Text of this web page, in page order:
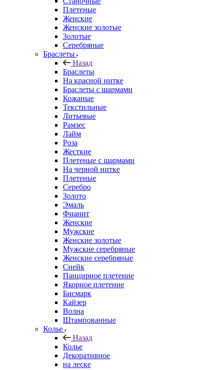
Плетеные
Женские
Женские золотые
Золотые
Серебряные
Браслеты
Назад
Браслеты
На красной нитке
Браслеты с шармами
Кожаные
Текстильные
Литьевые
Рамзес
Лайм
Роза
Жесткие
Плетеные с шармами
На черной нитке
Плетеные
Серебро
Золото
Эмаль
Фианит
Женские
Мужские
Женские золотые
Мужские серебряные
Женские серебряные
Снейк
Панцирное плетение
Якорное плетение
Бисмарк
Кайзер
Волна
Штампованные
Колье
Назад
Колье
Декоративное
на леске